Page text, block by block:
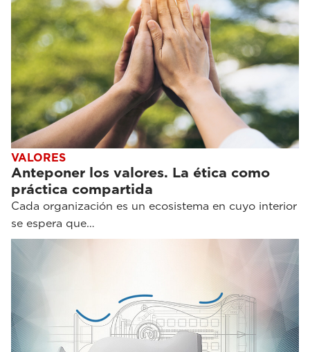
VALORES
Anteponer los valores. La ética como
práctica compartida
Cada organización es un ecosistema en cuyo interior
se espera que…